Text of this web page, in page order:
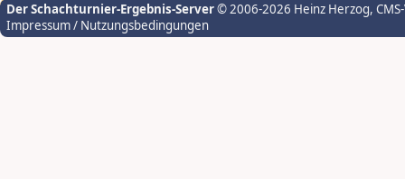
Der Schachturnier-Ergebnis-Server© 2006-2026 Heinz Herzog,
Impressum / Nutzungsbedingungen